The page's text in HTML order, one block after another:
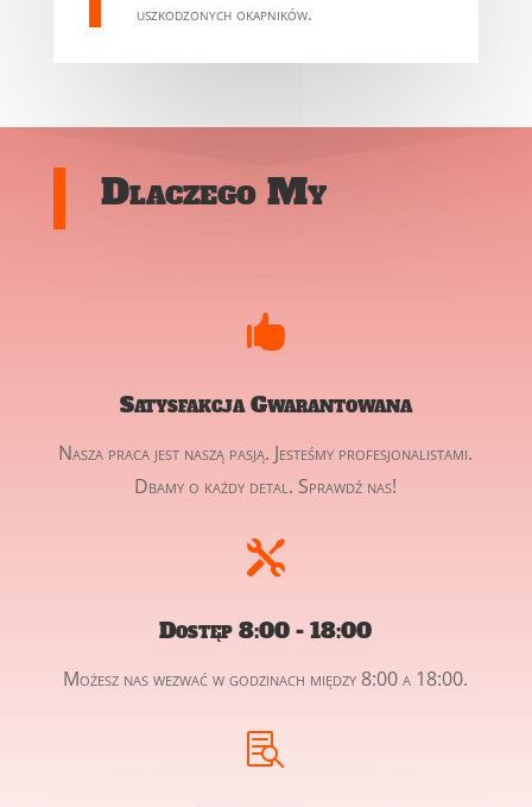
uszkodzonych okapników.
Dlaczego My

Satysfakcja Gwarantowana
Nasza praca jest naszą pasją. Jesteśmy profesjonalistami.
Dbamy o każdy detal. Sprawdź nas!

Dostęp 8:00 - 18:00
Możesz nas wezwać w godzinach między 8:00 a 18:00.
